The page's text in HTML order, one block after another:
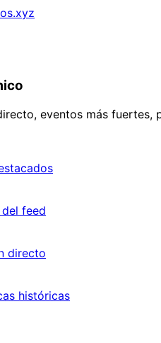
eventos más
feed
directo
históricas